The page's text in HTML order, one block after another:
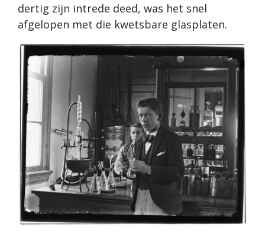
dertig zijn intrede deed, was het snel
afgelopen met die kwetsbare glasplaten.